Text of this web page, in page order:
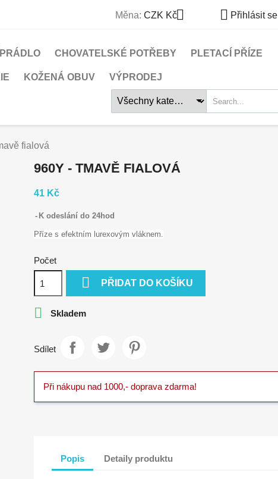
Měna: CZK Kč  Přihlásit se
CHOVATELSKÉ POTŘEBY PLETACÍ PŘÍZE
KOŽENÁ OBUV VÝPRODEJ
fialová
960Y - TMAVĚ FIALOVÁ
41 Kč
K odeslání do 24hod
Příze s efektním lurexovým vláknem.
Počet
 PŘIDAT DO KOŠÍKU
 Skladem
Sdílet
Při nákupu nad 1000,- doprava zdarma!
Popis Detaily produktu